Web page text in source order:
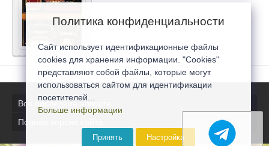
Все последние новости
Полная версия сайта
Политика конфиденциальности
Сайт использует идентификационные файлы
cookies для хранения информации. "Cookies"
представляют собой файлы, которые могут
использоваться сайтом для идентификации
посетителей...
Больше информации
Принять Настройка